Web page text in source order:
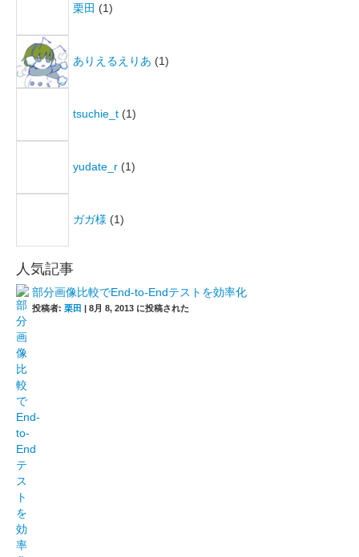
栗田 (1)
ありえるえりあ (1)
tsuchie_t (1)
yudate_r (1)
ガガ様 (1)
人気記事
部分画像比較でEnd-to-Endテストを効率化
投稿者: 栗田 | 8月 8, 2013 に投稿された